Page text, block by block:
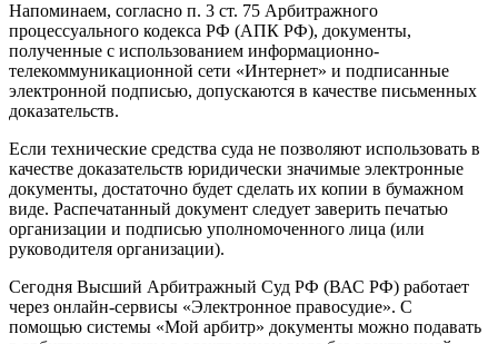
Напоминаем, согласно п. 3 ст. 75 Арбитражного
процессуального кодекса РФ (АПК РФ), документы,
полученные с использованием информационно-
телекоммуникационной сети «Интернет» и подписанные
электронной подписью, допускаются в качестве письменных
доказательств.
Если технические средства суда не позволяют использовать в
качестве доказательств юридически значимые электронные
документы, достаточно будет сделать их копии в бумажном
виде. Распечатанный документ следует заверить печатью
организации и подписью уполномоченного лица (или
руководителя организации).
Сегодня Высший Арбитражный Суд РФ (ВАС РФ) работает
через онлайн-сервисы «Электронное правосудие». С
помощью системы «Мой арбитр» документы можно подавать